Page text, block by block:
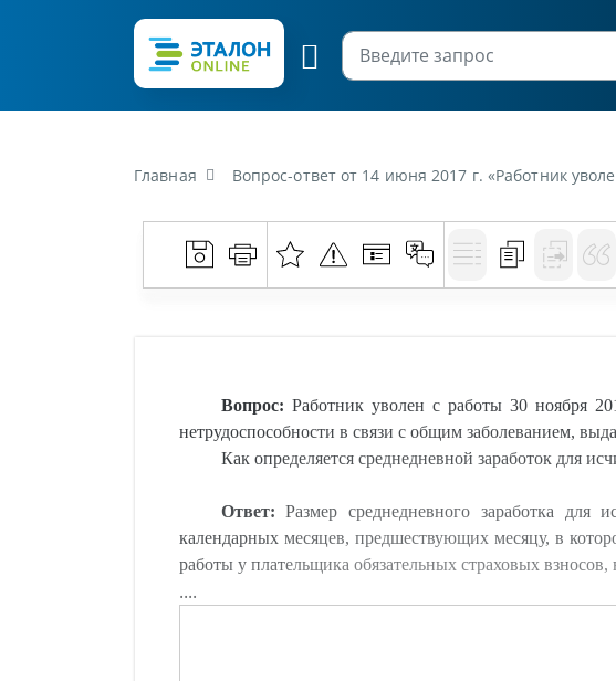
Главная Вопрос-ответ от 14 июня 2017 г. «Работник уволен с работы 30 ноября 2016 г. Со 2 мая 2017 г. он принят на работу в эту
Вопрос: Работник уволен с работы 30 ноября
нетрудоспособности в связи с общим заболеванием,
Как определяется среднедневной заработок для
Ответ: Размер среднедневного заработка для
календарных месяцев, предшествующих месяцу, в
работы у плательщика обязательных страховых
....